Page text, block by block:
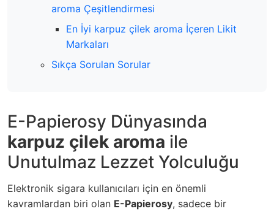
aroma Çeşitlendirmesi
En İyi karpuz çilek aroma İçeren Likit
Markaları
Sıkça Sorulan Sorular
E-Papierosy Dünyasında
karpuz çilek aroma ile
Unutulmaz Lezzet Yolculuğu
Elektronik sigara kullanıcıları için en önemli
kavramlardan biri olan E-Papierosy, sadece bir